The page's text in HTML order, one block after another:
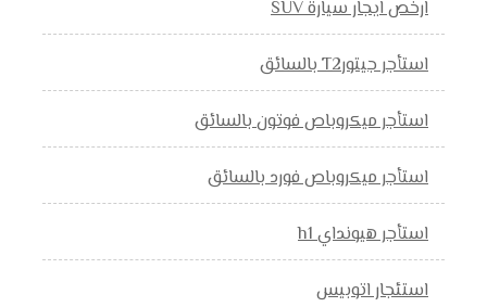
ارخص ايجار سيارة SUV
استأجر جيتورT2 بالسائق
استأجر ميكروباص فوتون بالسائق
استأجر ميكروباص فورد بالسائق
استأجر هيونداي h1
استئجار اتوبيس